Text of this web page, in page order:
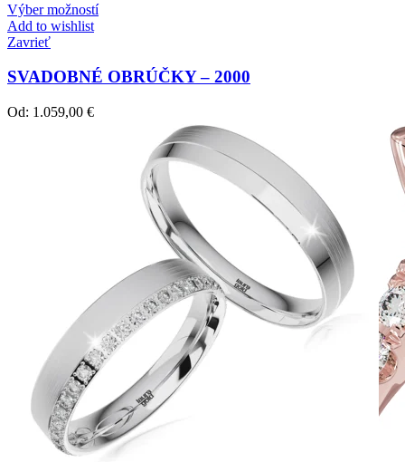
Výber možností
Add to wishlist
Zavrieť
SVADOBNÉ OBRÚČKY – 2000
Od: 1.059,00 €